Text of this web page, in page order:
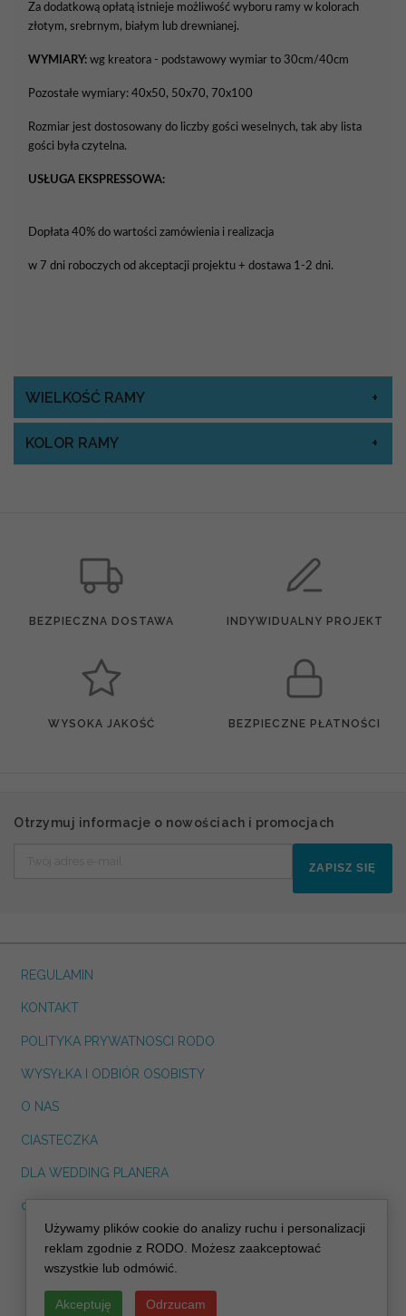
Za dodatkową opłatą istnieje możliwość wyboru ramy w kolorach
złotym, srebrnym, białym lub drewnianej.
WYMIARY: wg kreatora - podstawowy wymiar to 30cm/40cm
Pozostałe wymiary: 40x50, 50x70, 70x100
Rozmiar jest dostosowany do liczby gości weselnych, tak aby lista
gości była czytelna.
USŁUGA EKSPRESSOWA:
Dopłata 40% do wartości zamówienia i realizacja
w 7 dni roboczych od akceptacji projektu + dostawa 1-2 dni.
WIELKOŚĆ RAMY
KOLOR RAMY
BEZPIECZNA DOSTAWA INDYWIDUALNY PROJEKT
WYSOKA JAKOŚĆ BEZPIECZNE PŁATNOŚCI
Otrzymuj informacje o nowościach i promocjach
ZAPISZ SIĘ
REGULAMIN
KONTAKT
POLITYKA PRYWATNOSCI RODO
WYSYŁKA I ODBIÓR OSOBISTY
O NAS
CIASTECZKA
DLA WEDDING PLANERA
dreskot.com
info@decoris.pl
Używamy plików cookie do analizy ruchu i personalizacji
reklam zgodnie z RODO. Możesz zaakceptować
wszystkie lub odmówić.
Akceptuję Odrzucam